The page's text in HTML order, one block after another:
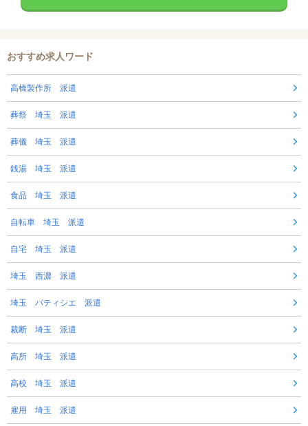
おすすめ求人ワード
高橋製作所 派遣
葬祭 埼玉 派遣
葬儀 埼玉 派遣
銭湯 埼玉 派遣
食品 埼玉 派遣
自転車 埼玉 派遣
自宅 埼玉 派遣
埼玉 西濃 派遣
埼玉 パティシエ 派遣
裁断 埼玉 派遣
高所 埼玉 派遣
高校 埼玉 派遣
雇用 埼玉 派遣